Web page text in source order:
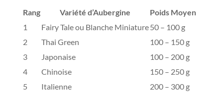
Rang Variété d’Aubergine
Poids Moyen
1
Fairy Tale ou Blanche Miniature50 – 100 g
2
Thai Green
100 – 150 g
3
Japonaise
100 – 200 g
4
Chinoise
150 – 250 g
5
Italienne
200 – 300 g